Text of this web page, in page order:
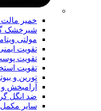
خمیر مالت
شیرخشک
مولتی
تقویت
تقویت
تقویت
تورین و
آرامبخش و
ضد انگل
سایر